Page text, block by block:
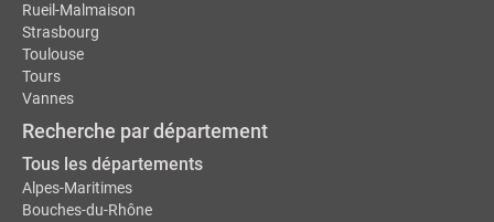
Rueil-Malmaison
Strasbourg
Toulouse
Tours
Vannes
Recherche par département
Tous les départements
Alpes-Maritimes
Bouches-du-Rhône